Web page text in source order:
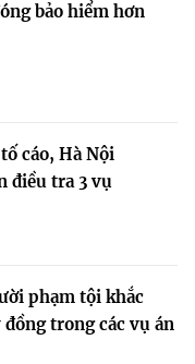
bảo hiểm hơn
cáo, Hà Nội
điều tra 3 vụ
phạm tội khắc
trong các vụ án